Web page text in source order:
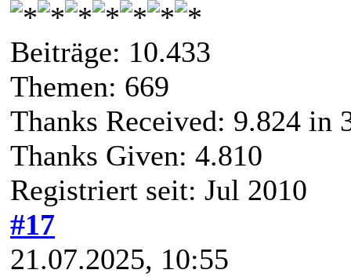
Beiträge: 10.433
Themen: 669
Thanks Received: 9.824 in
Thanks Given: 4.810
Registriert seit: Jul 2010
#17
21.07.2025, 10:55